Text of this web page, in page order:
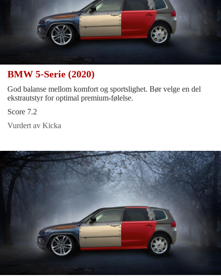
BMW 5-Serie (2020)
God balanse mellom komfort og sportslighet. Bør velge en del
ekstrautstyr for optimal premium-følelse.
Score 7.2
Vurdert av Kicka